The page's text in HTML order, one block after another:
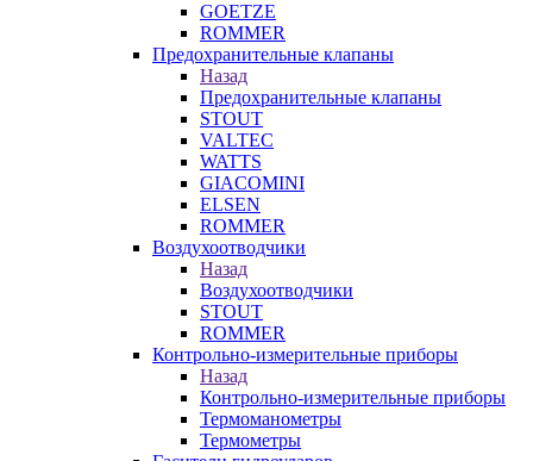
GOETZE
ROMMER
Предохранительные клапаны
Назад
Предохранительные клапаны
STOUT
VALTEC
WATTS
GIACOMINI
ELSEN
ROMMER
Воздухоотводчики
Назад
Воздухоотводчики
STOUT
ROMMER
Контрольно-измерительные приборы
Назад
Контрольно-измерительные приборы
Термоманометры
Термометры